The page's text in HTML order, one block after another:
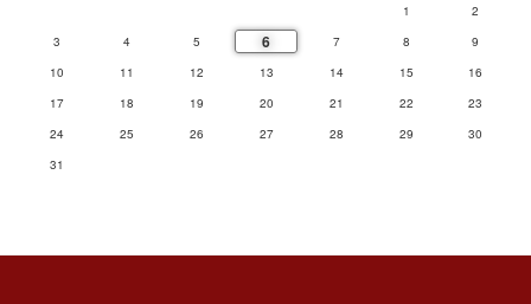
1
2
3
4 5 6 7 8
9
10
11 12 13 14 15
16
17
18 19 20 21 22
23
24
25 26 27 28 29
30
31